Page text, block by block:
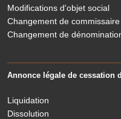
Modifications d'objet social
Changement de
Changement de
Annonce légale de cessation
Liquidation
Dissolution